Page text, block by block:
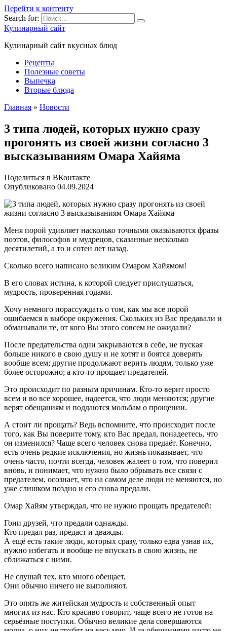
Перейти к контенту
Search for:
Кулинарный сайт
Кулинарный сайт вкусных блюд
Рецепты
Полезные советы
Выпечка
Вторые блюда
Главная » Новости
3 типа людей, которых нужно сразу
прогонять из своей жизни согласно 3
высказываниям Омара Хайяма
Поделиться в ВКонтакте
Опубликовано 04.09.2024
Меня порой удивляет насколько точными оказываются фразы
поэтов, философов и мудрецов, сказанные несколько
десятилетий, а то и сотен лет назад.
Сколько всего написано великим Омаром Хайямом!
В его словах истина, к которой следует прислушаться,
мудрость, проверенная годами.
Хочу немного порассуждать о том, как мы все порой
ошибаемся в выборе окружения. Скольких из Вас предавали и
обманывали те, от кого Вы этого совсем не ожидали?
После предательства одни закрываются в себе, не пуская
больше никого в свою душу и не хотят и боятся доверять
вообще всем; другие продолжают верить людям, только уже
более осторожно; а кто-то прощает предателей.
Это происходит по разным причинам. Кто-то верит просто
всем и во все хорошее, надеется, что люди меняются; другие
верят обещаниям и поддаются мольбам о прощении.
А стоит ли прощать? Ведь вспомните, что происходит после
того, как Вы поверите тому, кто Вас предал, понадеетесь, что
он изменился? Чаще всего человек снова предаёт. Конечно,
есть очень редкие исключения, но жизнь показывает, что
очень часто, почти всегда, человек жалеет о том, что поверил
вновь, и понимает, что нужно было обрывать все связи с
предателем, осознает, что на самом деле люди не меняются, но
уже слишком поздно и его снова предали.
Омар Хайям утверждал, что не нужно прощать предателей:
Гони друзей, что предали однажды.
Кто предал раз, предаст и дважды.
А ещё есть такие люди, которых сразу, только едва узнав их,
нужно избегать и вообще не впускать в свою жизнь, не
сближаться с ними.
Не слушай тех, кто много обещает,
Они обычно ничего не выполняют.
Это опять же житейская мудрость и собственный опыт
многих из нас. Кто красиво говорит, чаще всего не готов на
серьёзные поступки. Обычно великие дела совершаются